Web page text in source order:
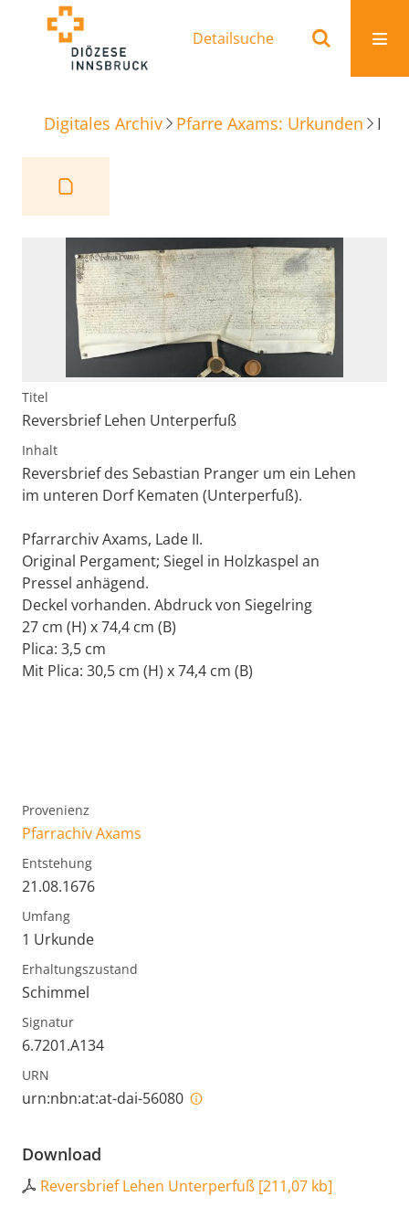
Detailsuche
Digitales Archiv Pfarre Axams: Urkunden
Titel
Reversbrief Lehen Unterperfuß
Inhalt
Reversbrief des Sebastian Pranger um ein Lehen
im unteren Dorf Kematen (Unterperfuß).
Pfarrarchiv Axams, Lade II.
Original Pergament; Siegel in Holzkaspel an
Pressel anhägend.
Deckel vorhanden. Abdruck von Siegelring
27 cm (H) x 74,4 cm (B)
Plica: 3,5 cm
Mit Plica: 30,5 cm (H) x 74,4 cm (B)
Provenienz
Pfarrachiv Axams
Entstehung
21.08.1676
Umfang
1 Urkunde
Erhaltungszustand
Schimmel
Signatur
6.7201.A134
URN
urn:nbn:at:at-dai-56080
Download
Reversbrief Lehen Unterperfuß [211,07 kb]